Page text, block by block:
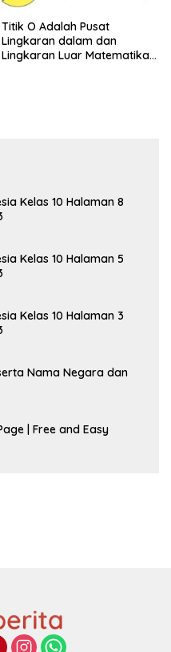
Titik O Adalah Pusat
Lingkaran dalam dan
Lingkaran Luar Matematika
Kelas 10 Halaman 8
Kelas 10 Halaman 5
Kelas 10 Halaman 3
Nama Negara dan
| Free and Easy